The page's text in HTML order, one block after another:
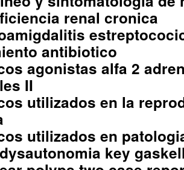
renal cronica
antibiotico
agonistas alfa 2
II
utilizados en la
utilizados en
key